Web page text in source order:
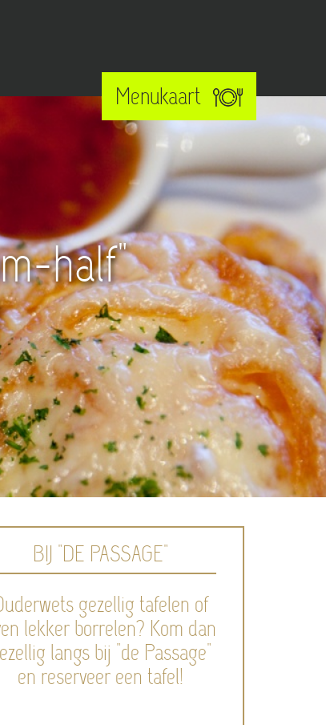
Menukaart
half"
te
BIJ "DE PASSAGE"
gezellig tafelen of
lekker borrelen? Kom dan
langs bij "de Passage"
en reserveer een tafel!